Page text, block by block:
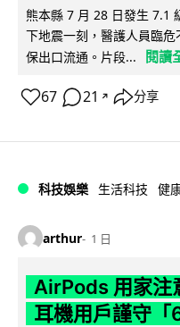
熊本縣 7 月 28 日發生 7.1
下地震一刻，醫護人員臨
保出口流通。片段...
閱讀
67 21 ↗ 分享
科技娛樂 生活科技 健
arthur 1 日
AirPods 用家注
耳機用戶謹守